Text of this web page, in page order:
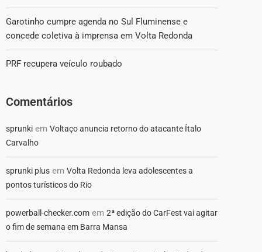
Garotinho cumpre agenda no Sul Fluminense e
concede coletiva à imprensa em Volta Redonda
PRF recupera veículo roubado
Comentários
sprunki em Voltaço anuncia retorno do atacante Ítalo
Carvalho
sprunki plus em Volta Redonda leva adolescentes a
pontos turísticos do Rio
powerball-checker.com em 2ª edição do CarFest vai agitar
o fim de semana em Barra Mansa